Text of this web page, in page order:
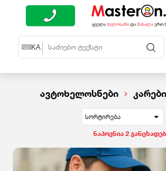
EN KA RU
ავტოხელოსნები
სორტირება
ნაპოვნია 2